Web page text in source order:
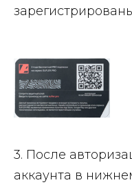
3. После
аккаунта в